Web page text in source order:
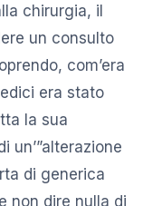
chirurgia, il
un consulto
com’era
era stato
la sua
un’”alterazione
di generica
non dire nulla di